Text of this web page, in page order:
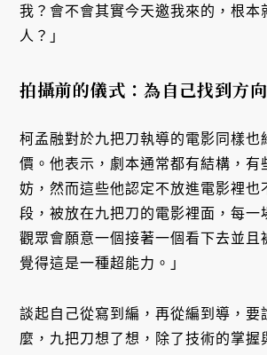
我？會不會其實今天邀我來的，根本
人？」
拍攝前的儀式：為自己找到方向
柯孟融對於九把刀執導的電影同樣也
價。他表示，劇本通常都有結構，有
妨，然而這些他認定不放進電影裡也
段，被放在九把刀的電影裡面，每一
觀眾會願意一個接著一個看下去並且
覺得這是一種超能力。」
談起自己從寫到編，再從編到導，要
麼，九把刀想了想，除了技術的掌握